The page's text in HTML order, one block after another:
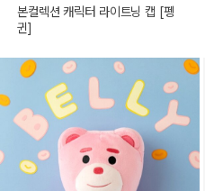
본컬렉션 캐릭터 라이트닝 캡 [펭
귄]